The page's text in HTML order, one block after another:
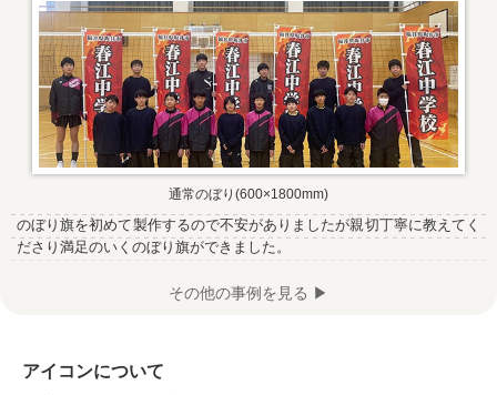
通常のぼり(600×1800mm)
のぼり旗を初めて製作するので不安がありましたが親切丁寧に教えてく
ださり満足のいくのぼり旗ができました。
その他の事例を見る ▶
アイコンについて